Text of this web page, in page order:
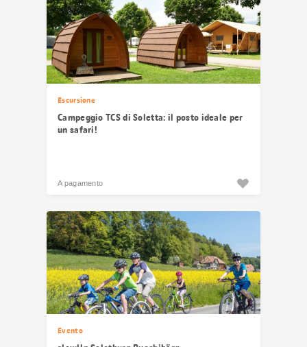
Escursione
Campeggio TCS di Soletta: il posto ideale per
un safari!
A pagamento
Evento